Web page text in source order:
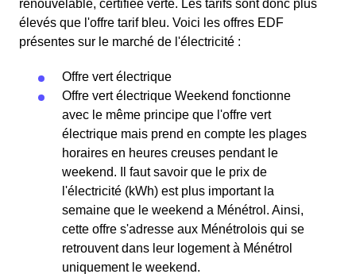
renouvelable, certifiée verte. Les tarifs sont donc plus
élevés que l'offre tarif bleu. Voici les offres EDF
présentes sur le marché de l'électricité :
Offre vert électrique
Offre vert électrique Weekend fonctionne
avec le même principe que l'offre vert
électrique mais prend en compte les plages
horaires en heures creuses pendant le
weekend. Il faut savoir que le prix de
l'électricité (kWh) est plus important la
semaine que le weekend a Ménétrol. Ainsi,
cette offre s'adresse aux Ménétrolois qui se
retrouvent dans leur logement à Ménétrol
uniquement le weekend.